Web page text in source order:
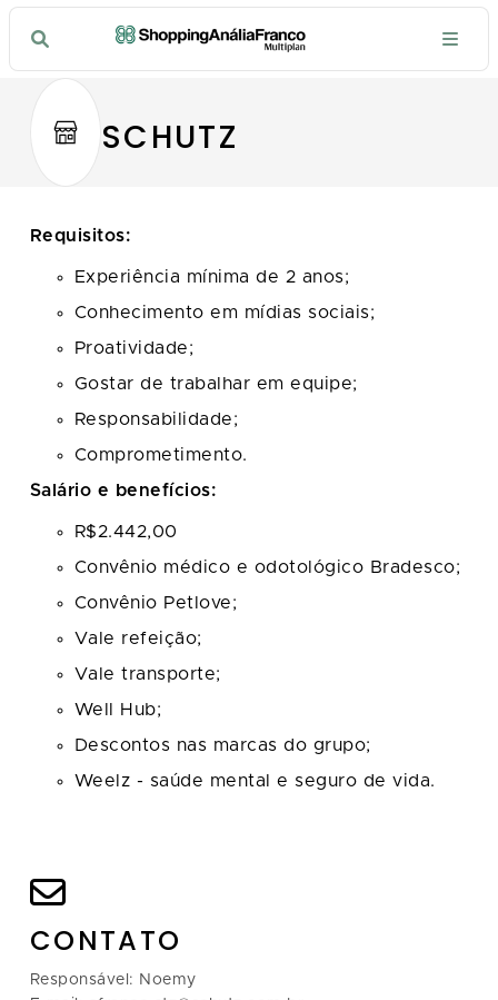
SCHUTZ
CONTATO
Responsável: Noemy
Requisitos:
Experiência mínima de 2 anos;
Conhecimento em mídias sociais;
Proatividade;
Gostar de trabalhar em equipe;
Responsabilidade;
Comprometimento.
Salário e benefícios:
R$2.442,00
Convênio médico e odotológico Bradesco;
Convênio Petlove;
Vale refeição;
Vale transporte;
Well Hub;
Descontos nas marcas do grupo;
Weelz - saúde mental e seguro de vida.